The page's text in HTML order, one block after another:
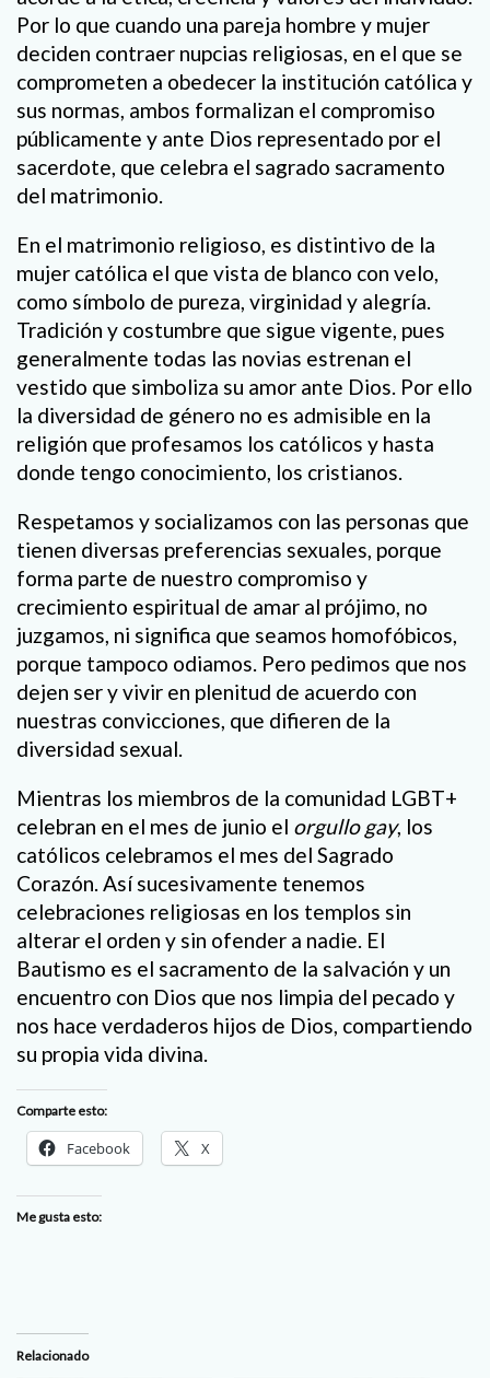
Por lo que cuando una pareja hombre y mujer
deciden contraer nupcias religiosas, en el que se
comprometen a obedecer la institución católica y
sus normas, ambos formalizan el compromiso
públicamente y ante Dios representado por el
sacerdote, que celebra el sagrado sacramento
del matrimonio.
En el matrimonio religioso, es distintivo de la
mujer católica el que vista de blanco con velo,
como símbolo de pureza, virginidad y alegría.
Tradición y costumbre que sigue vigente, pues
generalmente todas las novias estrenan el
vestido que simboliza su amor ante Dios. Por ello
la diversidad de género no es admisible en la
religión que profesamos los católicos y hasta
donde tengo conocimiento, los cristianos.
Respetamos y socializamos con las personas que
tienen diversas preferencias sexuales, porque
forma parte de nuestro compromiso y
crecimiento espiritual de amar al prójimo, no
juzgamos, ni significa que seamos homofóbicos,
porque tampoco odiamos. Pero pedimos que nos
dejen ser y vivir en plenitud de acuerdo con
nuestras convicciones, que difieren de la
diversidad sexual.
Mientras los miembros de la comunidad LGBT+
celebran en el mes de junio el orgullo gay, los
católicos celebramos el mes del Sagrado
Corazón. Así sucesivamente tenemos
celebraciones religiosas en los templos sin
alterar el orden y sin ofender a nadie. El
Bautismo es el sacramento de la salvación y un
encuentro con Dios que nos limpia del pecado y
nos hace verdaderos hijos de Dios, compartiendo
su propia vida divina.
Comparte esto:
Facebook X
Me gusta esto:
Relacionado